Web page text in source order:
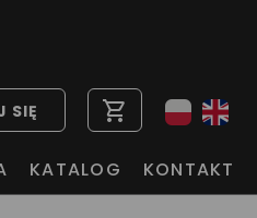
SIĘ shopping_cart
KATALOG KONTAKT